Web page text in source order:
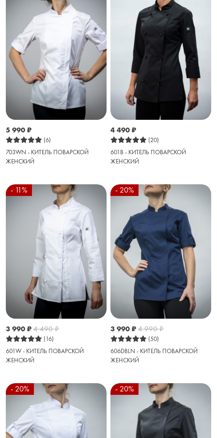
5 990 ₽
(6)
703WN - КИТЕЛЬ ПОВАРСКОЙ
ЖЕНСКИЙ
4 490 ₽
(20)
601B - КИТЕЛЬ ПОВАРСКОЙ
ЖЕНСКИЙ
- 11%
3 990 ₽ 4 490₽
(16)
601W - КИТЕЛЬ ПОВАРСКОЙ
ЖЕНСКИЙ
- 20%
3 990 ₽ 4 990₽
(50)
606DBLN - КИТЕЛЬ ПОВАРСКОЙ
ЖЕНСКИЙ
- 20% - 20%